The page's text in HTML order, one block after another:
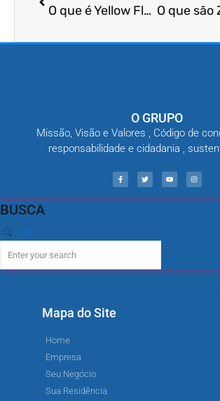
O que é Yellow Fly pesquisa?
O GRUPO
Missão, Visão e Valores , Código de
responsabilidade e cidadania ,
BUSCA
Mapa do Site
Home
Empresa
Seu Negócio
Sua Residência